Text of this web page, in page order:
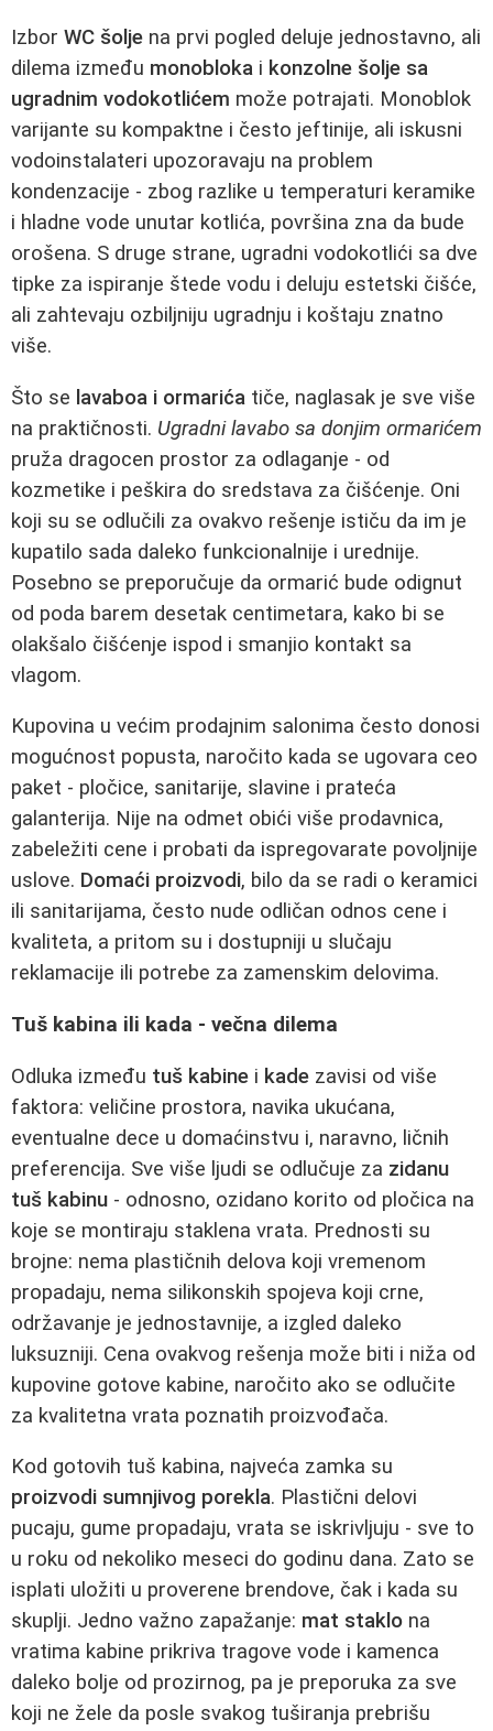
Izbor WC šolje na prvi pogled deluje jednostavno, ali
dilema između monobloka i konzolne šolje sa
ugradnim vodokotlićem može potrajati. Monoblok
varijante su kompaktne i često jeftinije, ali iskusni
vodoinstalateri upozoravaju na problem
kondenzacije - zbog razlike u temperaturi keramike
i hladne vode unutar kotlića, površina zna da bude
orošena. S druge strane, ugradni vodokotlići sa dve
tipke za ispiranje štede vodu i deluju estetski čišće,
ali zahtevaju ozbiljniju ugradnju i koštaju znatno
više.
Što se lavaboa i ormarića tiče, naglasak je sve više
na praktičnosti. Ugradni lavabo sa donjim ormarićem
pruža dragocen prostor za odlaganje - od
kozmetike i peškira do sredstava za čišćenje. Oni
koji su se odlučili za ovakvo rešenje ističu da im je
kupatilo sada daleko funkcionalnije i urednije.
Posebno se preporučuje da ormarić bude odignut
od poda barem desetak centimetara, kako bi se
olakšalo čišćenje ispod i smanjio kontakt sa
vlagom.
Kupovina u većim prodajnim salonima često donosi
mogućnost popusta, naročito kada se ugovara ceo
paket - pločice, sanitarije, slavine i prateća
galanterija. Nije na odmet obići više prodavnica,
zabeležiti cene i probati da ispregovarate povoljnije
uslove. Domaći proizvodi, bilo da se radi o keramici
ili sanitarijama, često nude odličan odnos cene i
kvaliteta, a pritom su i dostupniji u slučaju
reklamacije ili potrebe za zamenskim delovima.
Tuš kabina ili kada - večna dilema
Odluka između tuš kabine i kade zavisi od više
faktora: veličine prostora, navika ukućana,
eventualne dece u domaćinstvu i, naravno, ličnih
preferencija. Sve više ljudi se odlučuje za zidanu
tuš kabinu - odnosno, ozidano korito od pločica na
koje se montiraju staklena vrata. Prednosti su
brojne: nema plastičnih delova koji vremenom
propadaju, nema silikonskih spojeva koji crne,
održavanje je jednostavnije, a izgled daleko
luksuzniji. Cena ovakvog rešenja može biti i niža od
kupovine gotove kabine, naročito ako se odlučite
za kvalitetna vrata poznatih proizvođača.
Kod gotovih tuš kabina, najveća zamka su
proizvodi sumnjivog porekla. Plastični delovi
pucaju, gume propadaju, vrata se iskrivljuju - sve to
u roku od nekoliko meseci do godinu dana. Zato se
isplati uložiti u proverene brendove, čak i kada su
skuplji. Jedno važno zapažanje: mat staklo na
vratima kabine prikriva tragove vode i kamenca
daleko bolje od prozirnog, pa je preporuka za sve
koji ne žele da posle svakog tuširanja prebrišu